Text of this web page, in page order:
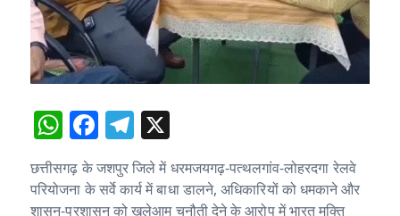
W
at
F
c
T
el
e
छत्तीसगढ़ के जशपुर जिले में धरमजयगढ़-पत्थलगांव-लोहरदगा रेलवे
परियोजना के सर्वे कार्य में बाधा डालने, अधिकारियों को धमकाने और
शासन-प्रशासन को खुलेआम चुनौती देने के आरोप में भारत मुक्ति